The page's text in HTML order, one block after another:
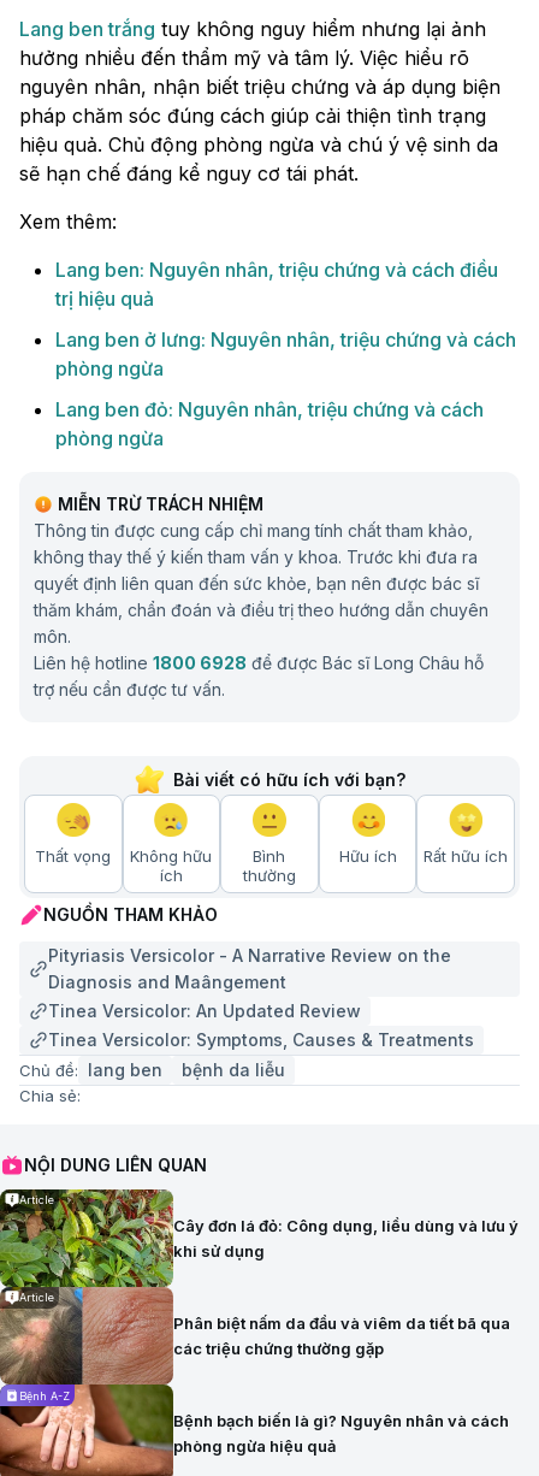
Lang ben trắng tuy không nguy hiểm nhưng lại ảnh
hưởng nhiều đến thẩm mỹ và tâm lý. Việc hiểu rõ
nguyên nhân, nhận biết triệu chứng và áp dụng biện
pháp chăm sóc đúng cách giúp cải thiện tình trạng
hiệu quả. Chủ động phòng ngừa và chú ý vệ sinh da
sẽ hạn chế đáng kể nguy cơ tái phát.
Xem thêm:
Lang ben: Nguyên nhân, triệu chứng và cách điều
trị hiệu quả
Lang ben ở lưng: Nguyên nhân, triệu chứng và cách
phòng ngừa
Lang ben đỏ: Nguyên nhân, triệu chứng và cách
phòng ngừa
MIỄN TRỪ TRÁCH NHIỆM
Thông tin được cung cấp chỉ mang tính chất tham khảo,
không thay thế ý kiến tham vấn y khoa. Trước khi đưa ra
quyết định liên quan đến sức khỏe, bạn nên được bác sĩ
thăm khám, chẩn đoán và điều trị theo hướng dẫn chuyên
môn.
Liên hệ hotline 1800 6928 để được Bác sĩ Long Châu hỗ
trợ nếu cần được tư vấn.
Bài viết có hữu ích với bạn?
Thất vọng
Không hữu
ích
Bình
thường
Hữu ích Rất hữu ích
NGUỒN THAM KHẢO
Pityriasis Versicolor - A Narrative Review on the
Diagnosis and Maângement
Tinea Versicolor: An Updated Review
Tinea Versicolor: Symptoms, Causes & Treatments
Chủ đề: lang ben bệnh da liễu
Chia sẻ:
NỘI DUNG LIÊN QUAN
Article
Cây đơn lá đỏ: Công dụng, liều dùng và lưu ý
khi sử dụng
Article
Phân biệt nấm da đầu và viêm da tiết bã qua
các triệu chứng thường gặp
Bệnh A-Z
Bệnh bạch biến là gì? Nguyên nhân và cách
phòng ngừa hiệu quả